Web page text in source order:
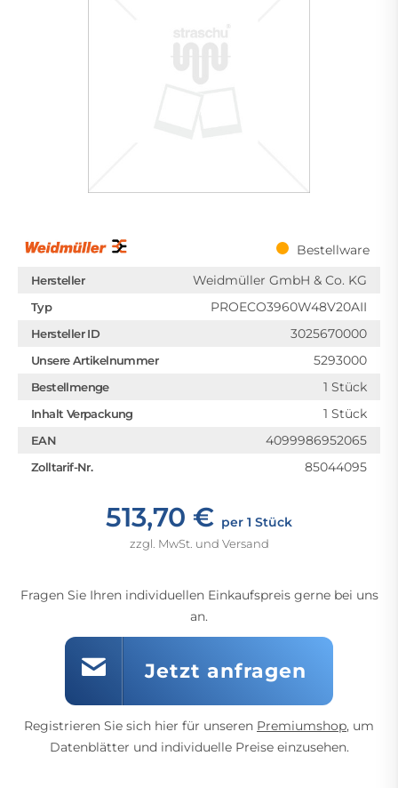
Bestellware
Hersteller Weidmüller GmbH & Co. KG
Typ PROECO3960W48V20AII
Hersteller ID 3025670000
Unsere Artikelnummer 5293000
Bestellmenge 1 Stück
Inhalt Verpackung 1 Stück
EAN 4099986952065
Zolltarif-Nr. 85044095
513,70 € per 1 Stück
zzgl. MwSt. und Versand
Fragen Sie Ihren individuellen Einkaufspreis gerne bei uns
an.
Jetzt anfragen
Registrieren Sie sich hier für unseren Premiumshop, um
Datenblätter und individuelle Preise einzusehen.